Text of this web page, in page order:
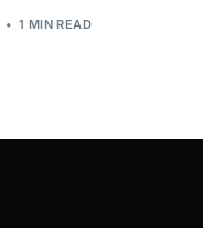
1 MIN READ